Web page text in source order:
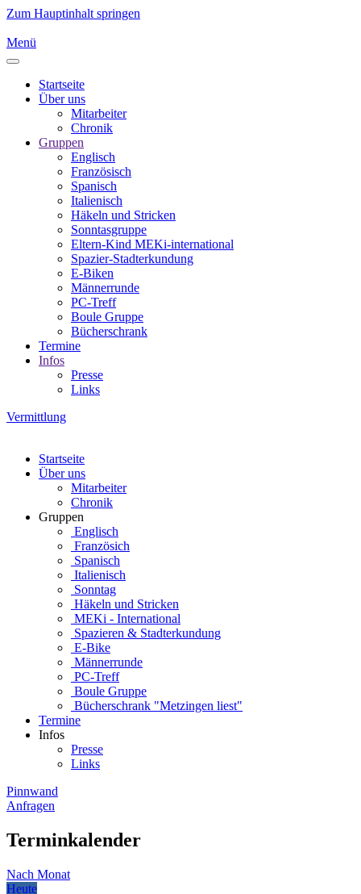
Zum Hauptinhalt springen
Menü
Startseite
Über uns
Mitarbeiter
Chronik
Gruppen
Englisch
Französisch
Spanisch
Italienisch
Häkeln und Stricken
Sonntasgruppe
Eltern-Kind MEKi-international
Spazier-Stadterkundung
E-Biken
Männerrunde
PC-Treff
Boule Gruppe
Bücherschrank
Termine
Infos
Presse
Links
Vermittlung
Startseite
Über uns
Mitarbeiter
Chronik
Gruppen
Englisch
Französich
Spanisch
Italienisch
Sonntag
Häkeln und Stricken
MEKi - International
Spazieren & Stadterkundung
E-Bike
Männerrunde
PC-Treff
Boule Gruppe
Bücherschrank "Metzingen liest"
Termine
Infos
Presse
Links
Pinnwand
Anfragen
Terminkalender
Nach Monat
Heute